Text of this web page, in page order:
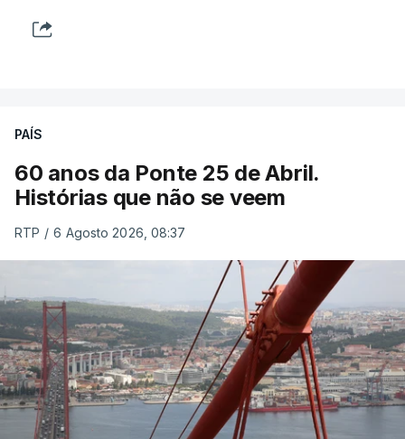
PAÍS
60 anos da Ponte 25 de Abril.
Histórias que não se veem
RTP / 6 Agosto 2026, 08:37